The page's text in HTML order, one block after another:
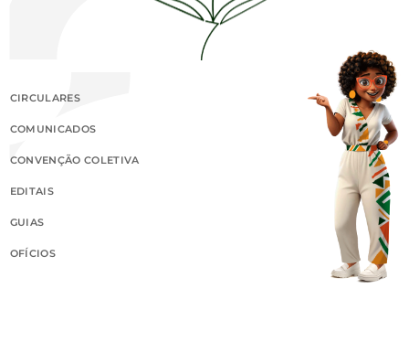
CIRCULARES
COMUNICADOS
CONVENÇÃO COLETIVA
EDITAIS
GUIAS
OFÍCIOS